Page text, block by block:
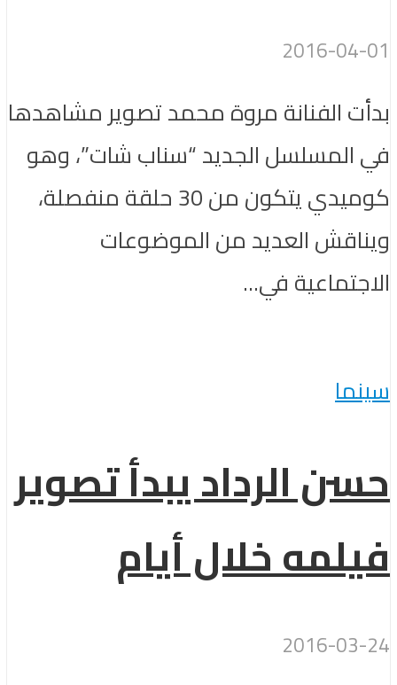
2016-04-01
بدأت الفنانة مروة محمد تصوير مشاهدها
في المسلسل الجديد “سناب شات”، وهو
كوميدي يتكون من 30 حلقة منفصلة،
ويناقش العديد من الموضوعات
الاجتماعية في...
سينما
حسن الرداد يبدأ تصوير
فيلمه خلال أيام
2016-03-24